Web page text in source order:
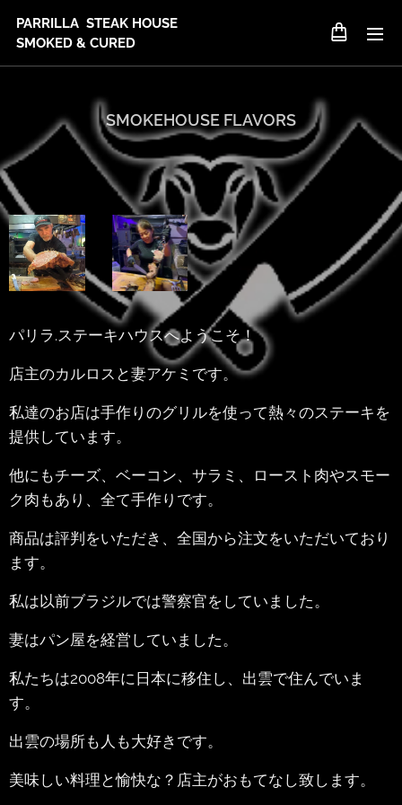
PARRILLA STEAK HOUSE
SMOKED & CURED
SMOKEHOUSE FLAVORS
パリラ.ステーキハウスへようこそ！
店主のカルロスと妻アケミです。
私達のお店は手作りのグリルを使って熱々のステーキを
提供しています。
他にもチーズ、ベーコン、サラミ、ロースト肉やスモー
ク肉もあり、全て手作りです。
商品は評判をいただき、全国から注文をいただいており
ます。
私は以前ブラジルでは警察官をしていました。
妻はパン屋を経営していました。
私たちは2008年に日本に移住し、出雲で住んでいま
す。
出雲の場所も人も大好きです。
美味しい料理と愉快な？店主がおもてなし致します。